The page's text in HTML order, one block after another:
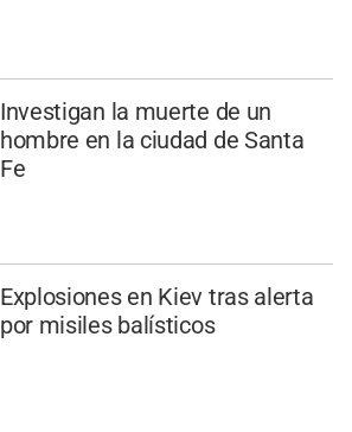
Investigan la muerte de un
hombre en la ciudad de Santa
Fe
Explosiones en Kiev tras alerta
por misiles balísticos